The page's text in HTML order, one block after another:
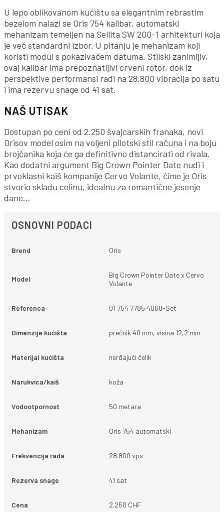
U lepo oblikovanom kućištu sa elegantnim rebrastim
bezelom nalazi se Oris 754 kalibar, automatski
mehanizam temeljen na Sellita SW 200-1 arhitekturi koja
je već standardni izbor. U pitanju je mehanizam koji
koristi modul s pokazivačem datuma. Stilski zanimljiv,
ovaj kalibar ima prepoznatljivi crveni rotor, dok iz
perspektive performansi radi na 28.800 vibracija po satu
i ima rezervu snage od 41 sat.
NAŠ UTISAK
Dostupan po ceni od 2.250 švajcarskih franaka, novi
Orisov model osim na voljeni pilotski stil računa i na boju
brojčanika koja će ga definitivno distancirati od rivala.
Kao dodatni argument Big Crown Pointer Date nudi i
prvoklasni kaiš kompanije Cervo Volante, čime je Oris
stvorio skladu celinu, idealnu za romantične jesenje
dane…
OSNOVNI PODACI
Brend Oris
Model
Big Crown Pointer Date x Cervo
Volante
Referenca 01 754 7785 4068-Set
Dimenzije kućišta prečnik 40 mm, visina 12,2 mm
Materijal kućišta nerđajući čelik
Narukvica/kaiš koža
Vodootpornost 50 metara
Mehanizam Oris 754 automatski
Frekvencija rada 28.800 vps
Rezerva snage 41 sat
Cena
2.250 CHF